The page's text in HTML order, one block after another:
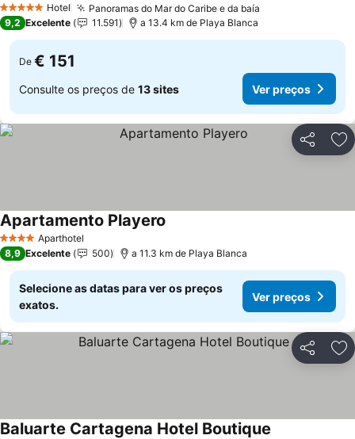
5 Estrelas Hotel Panoramas do Mar do Caribe e da baía
9,2 Excelente 11.591 a 13.4 km de Playa Blanca
De € 151
Consulte os preços de 13 sites Ver preços
Partilhar
4 EstrelasAparthotel
Apartamento Playero
8,9 Excelente 500 a 11.3 km de Playa Blanca
Selecione as datas para ver os preços
exatos.
Ver preços
Partilhar
Baluarte Cartagena Hotel Boutique